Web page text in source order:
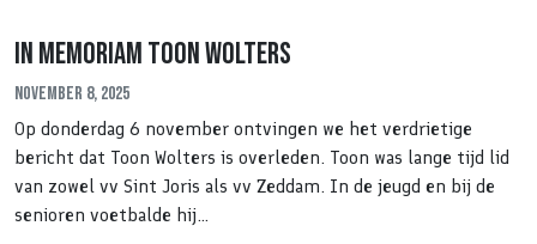
In memoriam Toon Wolters
November 8, 2025
Op donderdag 6 november ontvingen we het verdrietige
bericht dat Toon Wolters is overleden. Toon was lange tijd lid
van zowel vv Sint Joris als vv Zeddam. In de jeugd en bij de
senioren voetbalde hij…